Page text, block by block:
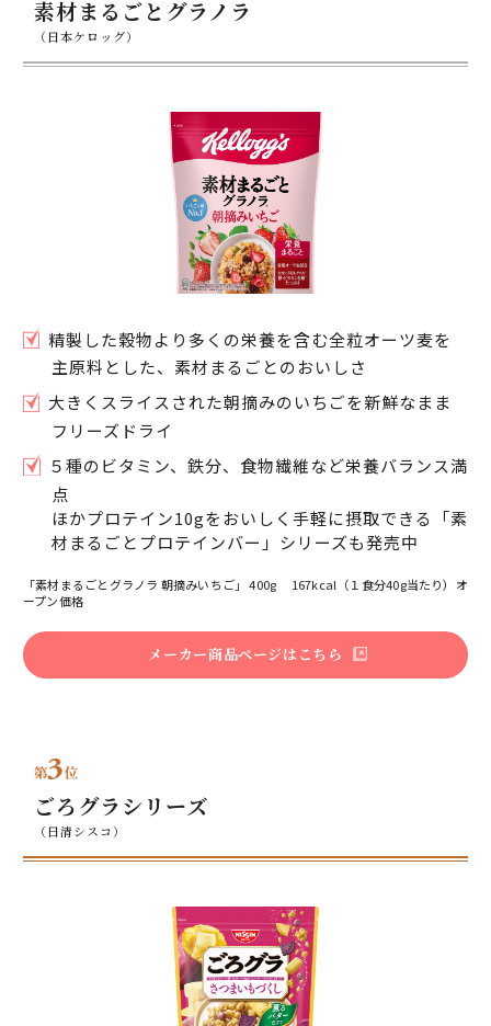
素材まるごとグラノラ
（日本ケロッグ）
精製した穀物より多くの栄養を含む全粒オーツ麦を
主原料とした、素材まるごとのおいしさ
大きくスライスされた朝摘みのいちごを新鮮なまま
フリーズドライ
５種のビタミン、鉄分、食物繊維など栄養バランス満
点
ほかプロテイン10gをおいしく手軽に摂取できる「素
材まるごとプロテインバー」シリーズも発売中
「素材まるごとグラノラ 朝摘みいちご」 400g 167kcal（１食分40g当たり）オ
ープン価格
メーカー商品ページはこちら
ごろグラシリーズ
（日清シスコ）